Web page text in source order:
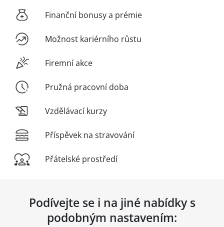
Finanční bonusy a prémie
Možnost kariérního růstu
Firemní akce
Pružná pracovní doba
Vzdělávací kurzy
Příspěvek na stravování
Přátelské prostředí
Podívejte se i na jiné nabídky s
podobným nastavením: